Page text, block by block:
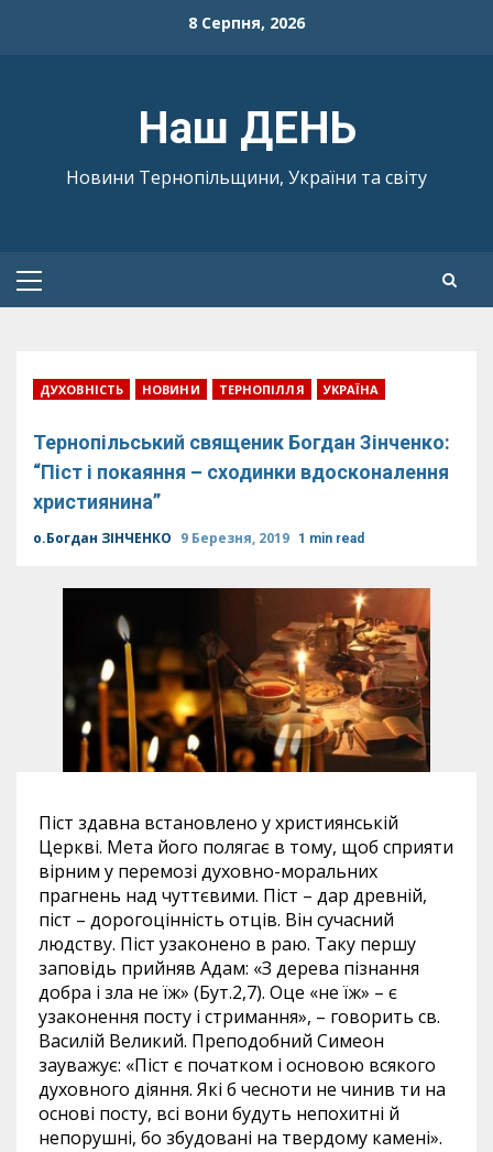
8 Серпня, 2026
Наш ДЕНЬ
Новини Тернопільщини, України та світу
Primary
ДУХОВНІСТЬ НОВИНИ ТЕРНОПІЛЛЯ УКРАЇНА
Тернопільський священик Богдан Зінченко:
“Піст і покаяння – сходинки вдосконалення
християнина”
о.Богдан ЗІНЧЕНКО 9 Березня, 2019 1 min read
Піст здавна встановлено у християнській
Церкві. Мета його полягає в тому, щоб сприяти
вірним у перемозі духовно-моральних
прагнень над чуттєвими. Піст – дар древній,
піст – дорогоцінність отців. Він сучасний
людству. Піст узаконено в раю. Таку першу
заповідь прийняв Адам: «З дерева пізнання
добра і зла не їж» (Бут.2,7). Оце «не їж» – є
узаконення посту і стримання», – говорить св.
Василій Великий. Преподобний Симеон
зауважує: «Піст є початком і основою всякого
духовного діяння. Які б чесноти не чинив ти на
основі посту, всі вони будуть непохитні й
непорушні, бо збудовані на твердому камені».